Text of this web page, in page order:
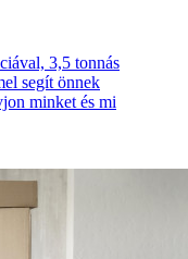
3,5 tonnás
segít önnek
minket és mi